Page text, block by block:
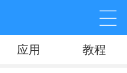
应用 教程